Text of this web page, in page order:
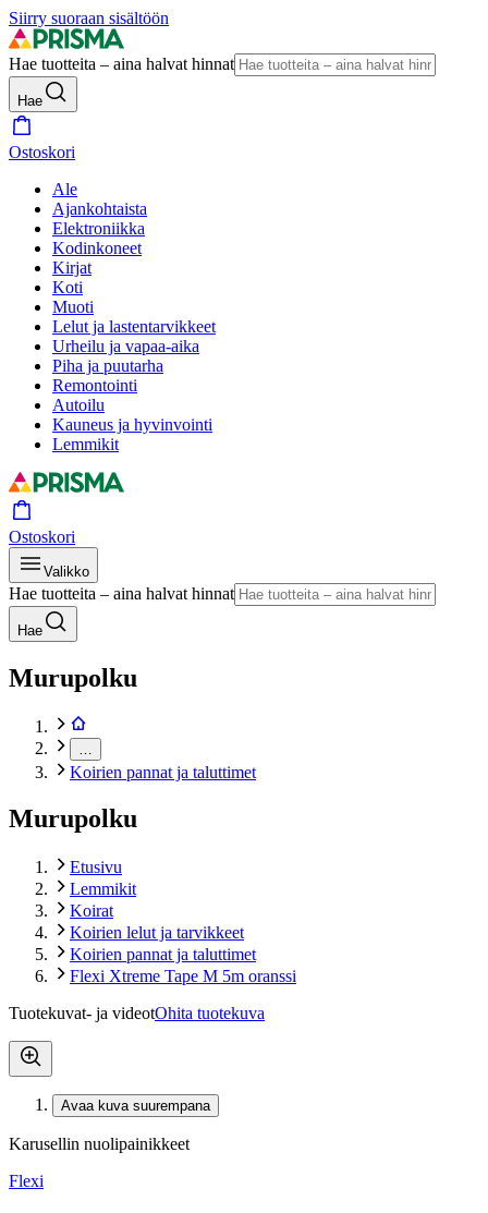
Siirry suoraan sisältöön
Hae tuotteita – aina halvat hinnat
Hae
Ostoskori
Ale
Ajankohtaista
Elektroniikka
Kodinkoneet
Kirjat
Koti
Muoti
Lelut ja lastentarvikkeet
Urheilu ja vapaa-aika
Piha ja puutarha
Remontointi
Autoilu
Kauneus ja hyvinvointi
Lemmikit
Ostoskori
Valikko
Hae tuotteita – aina halvat hinnat
Hae
Murupolku
Koirien pannat ja taluttimet
Murupolku
Etusivu
Lemmikit
Koirat
Koirien lelut ja tarvikkeet
Koirien pannat ja taluttimet
Flexi Xtreme Tape M 5m oranssi
Tuotekuvat- ja videotOhita tuotekuva
Avaa kuva suurempana
Karusellin nuolipainikkeet
Flexi